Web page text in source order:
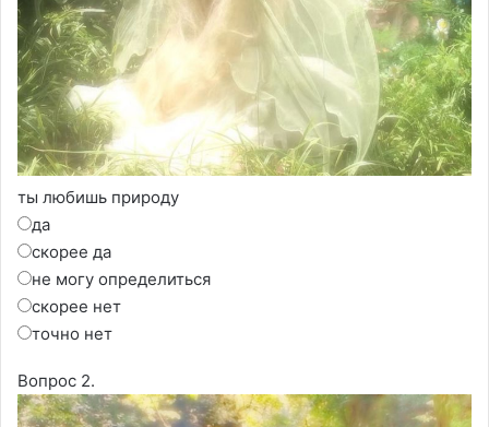
ты любишь природу
да
скорее да
не могу определиться
скорее нет
точно нет
Вопрос 2.